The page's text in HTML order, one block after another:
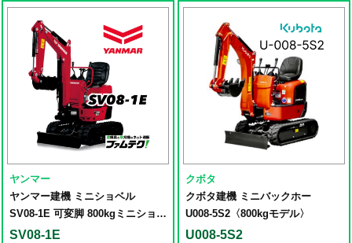
ヤンマー
ヤンマー建機 ミニショベル
SV08-1E 可変脚 800kgミニショベ
ル
SV08-1E
クボタ
クボタ建機 ミニバックホー
U008-5S2〈800kgモデル〉
U008-5S2